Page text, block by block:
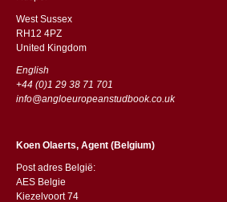
West Sussex
RH12 4PZ
​​United Kingdom
English
+44 (0)1 29 38 71 701
info@angloeuropeanstudbook.co.uk
Koen Olaerts, Agent (Belgium)
Post adres België:
AES Belgie
Kiezelvoort 74